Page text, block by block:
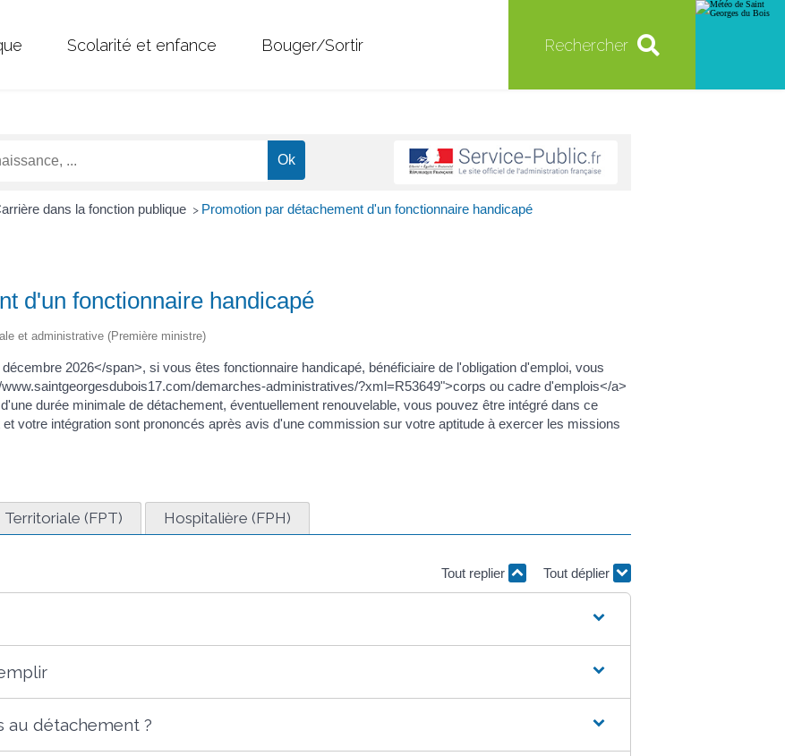
Scolarité et enfance Bouger/Sortir Rechercher
dans la fonction publique > Promotion par détachement d'un fonctionnaire handicapé
d'un fonctionnaire handicapé
et administrative (Première ministre)
2026</span>, si vous êtes fonctionnaire handicapé, bénéficiaire de l'obligation d'emploi, vous
demarches-administratives/?xml=R53649">corps ou cadre d'emplois</a>
durée minimale de détachement, éventuellement renouvelable, vous pouvez être intégré dans ce
votre intégration sont prononcés après avis d'une commission sur votre aptitude à exercer les missions
Territoriale (FPT) Hospitalière (FPH)
Tout replier Tout déplier
au détachement ?